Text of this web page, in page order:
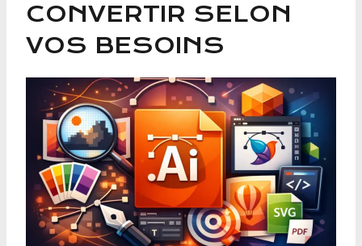
CONVERTIR SELON
VOS BESOINS